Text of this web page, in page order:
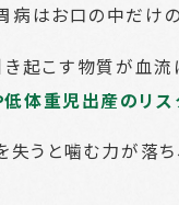
病はお口の中だけ
起こす物質が血流
体重児出産のリス
失うと噛む力が落